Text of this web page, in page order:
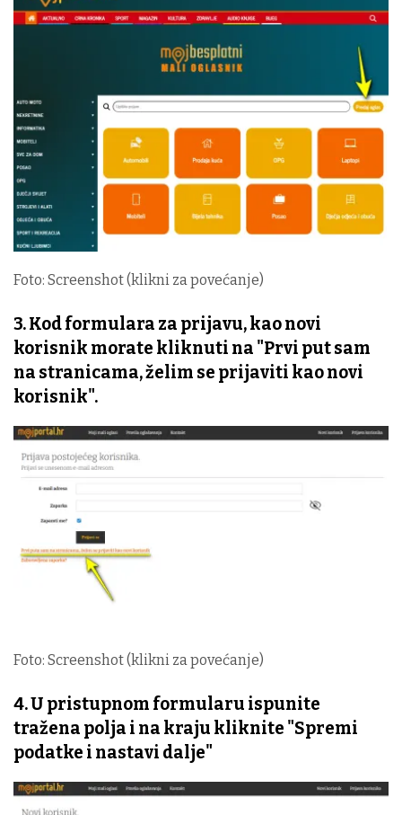
Foto: Screenshot (klikni za povećanje)
3. Kod formulara za prijavu, kao novi
korisnik morate kliknuti na "Prvi put sam
na stranicama, želim se prijaviti kao novi
korisnik".
Foto: Screenshot (klikni za povećanje)
4. U pristupnom formularu ispunite
tražena polja i na kraju kliknite "Spremi
podatke i nastavi dalje"